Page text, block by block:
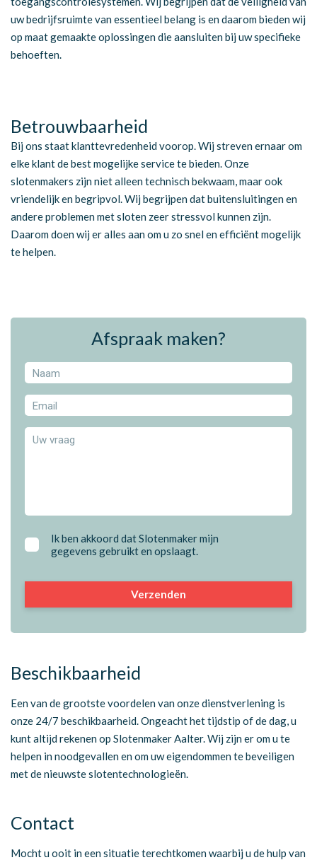
uw bedrijfsruimte van essentieel belang is en daarom bieden wij
op maat gemaakte oplossingen die aansluiten bij uw specifieke
behoeften.
Betrouwbaarheid
Bij ons staat klanttevredenheid voorop. Wij streven ernaar om
elke klant de best mogelijke service te bieden. Onze
slotenmakers zijn niet alleen technisch bekwaam, maar ook
vriendelijk en begripvol. Wij begrijpen dat buitensluitingen en
andere problemen met sloten zeer stressvol kunnen zijn.
Daarom doen wij er alles aan om u zo snel en efficiënt mogelijk
te helpen.
Afspraak maken?
Ik ben akkoord dat Slotenmaker mijn
gegevens gebruikt en opslaagt.
Beschikbaarheid
Een van de grootste voordelen van onze dienstverlening is
onze 24/7 beschikbaarheid. Ongeacht het tijdstip of de dag, u
kunt altijd rekenen op Slotenmaker Aalter. Wij zijn er om u te
helpen in noodgevallen en om uw eigendommen te beveiligen
met de nieuwste slotentechnologieën.
Contact
Mocht u ooit in een situatie terechtkomen waarbij u de hulp van